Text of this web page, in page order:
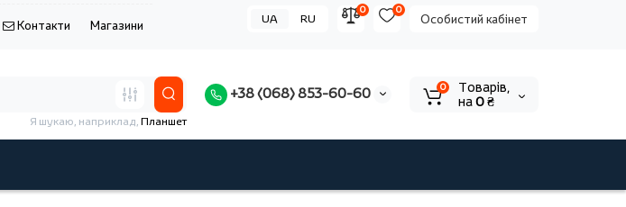
Контакти Магазини Особистий кабінет
0
0
UA RU
+38 (068) 853-60-60
Я шукаю, наприклад,Планшет
0
Tоварів,
на0 ₴